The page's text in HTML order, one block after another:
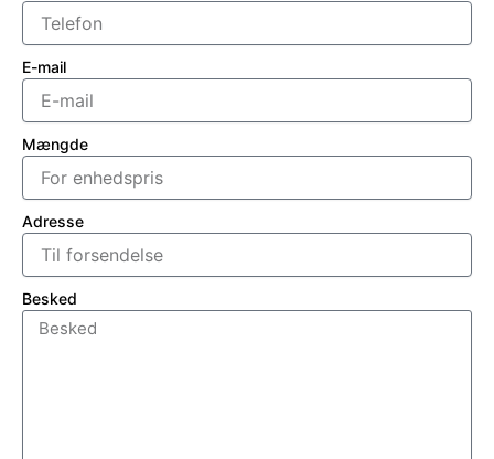
E-mail
Mængde
Adresse
Besked